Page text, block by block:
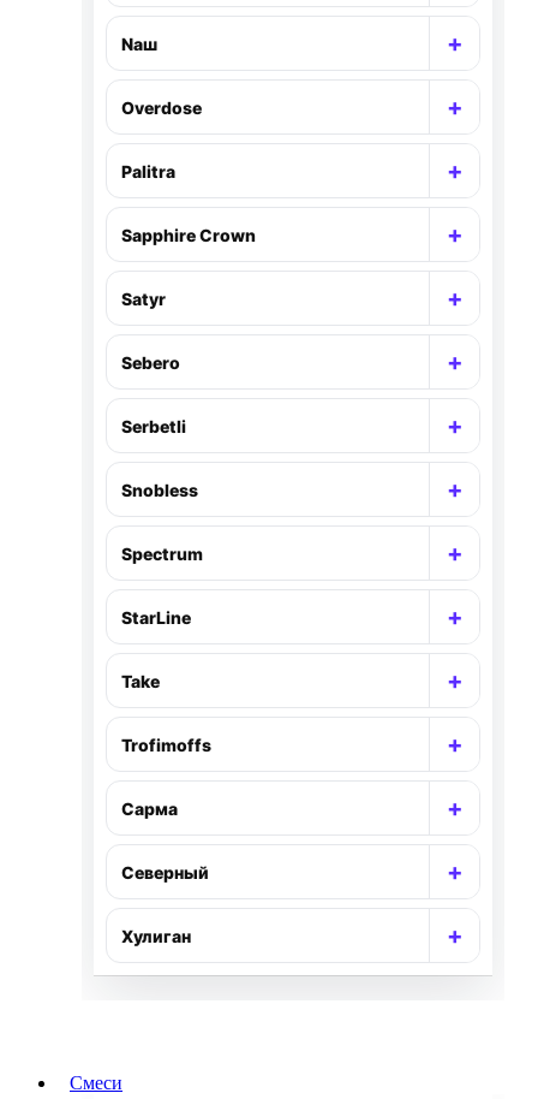
Nаш +
Overdose +
Palitra +
Sapphire Crown +
Satyr +
Sebero +
Serbetli +
Snobless +
Spectrum +
StarLine +
Take +
Trofimoffs +
Сарма +
Северный +
Хулиган +
Смеси